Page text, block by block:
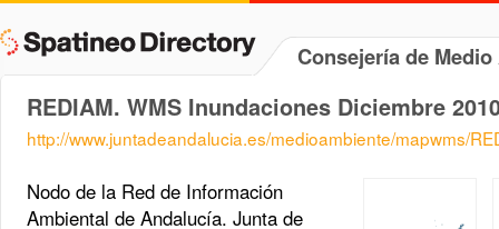
Consejería de
REDIAM. WMS Inundaciones Diciembre
http://www.juntadeandalucia.es/medioambiente/mapwms/
Nodo de la Red de Información
Ambiental de Andalucía. Junta de